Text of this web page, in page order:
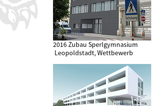
2016 Zubau Sperlgymnasium
Leopoldstadt, Wettbewerb